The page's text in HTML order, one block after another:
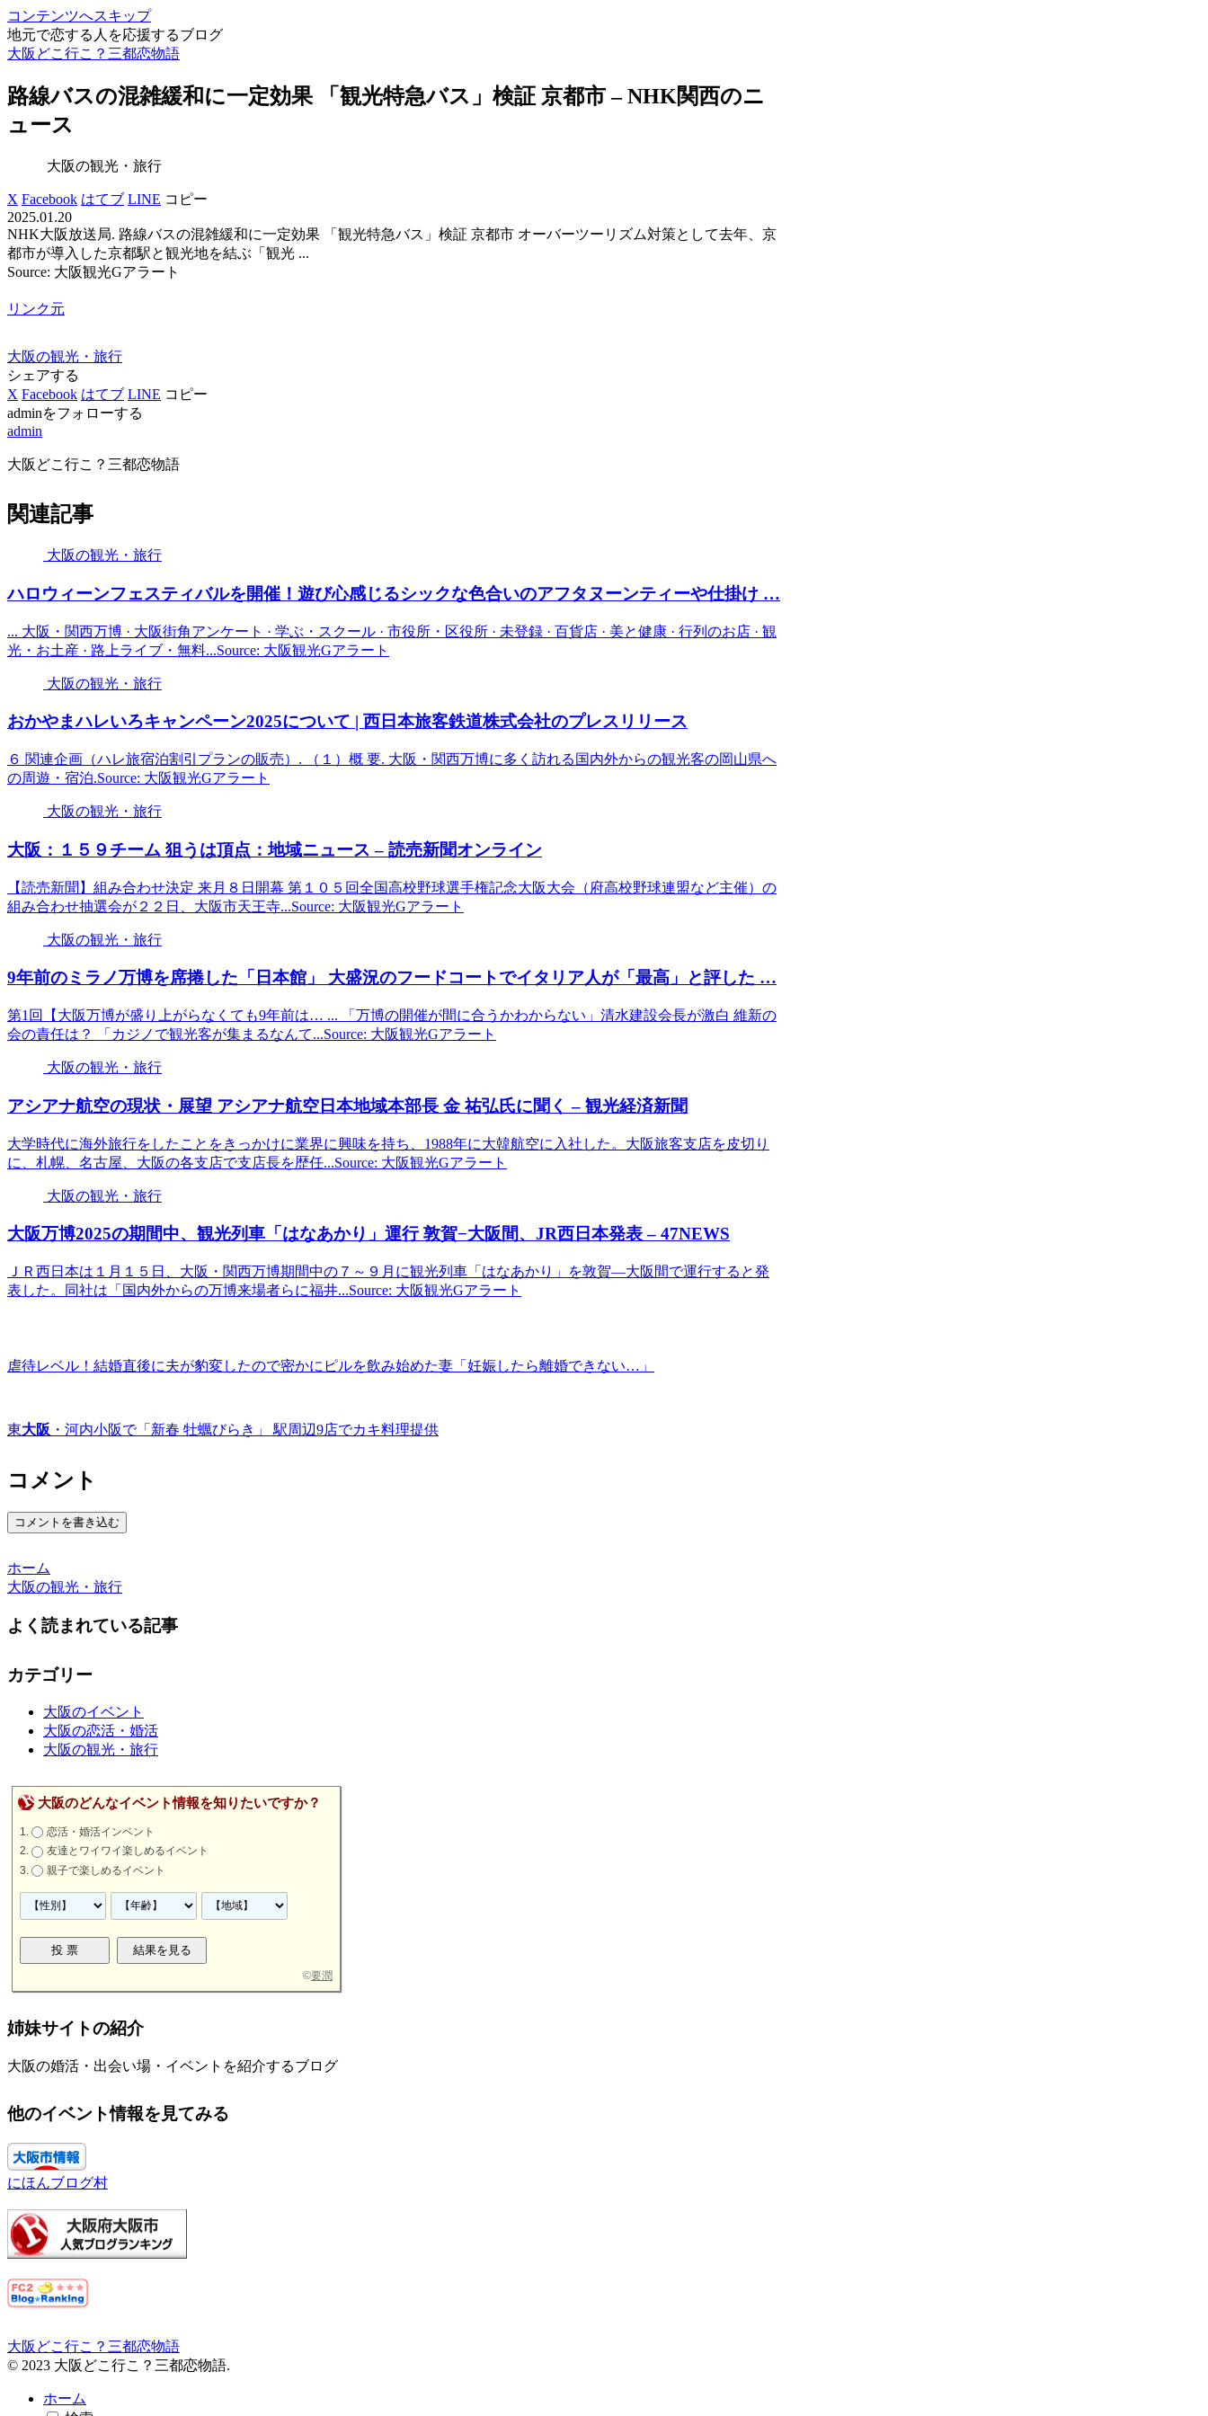
コンテンツへスキップ
地元で恋する人を応援するブログ
大阪どこ行こ？三都恋物語
路線バスの混雑緩和に一定効果 「 観光特急バス」検証 京都市 – NHK関西のニ
ュース
大阪の観光・旅行
X Facebook はてブ LINE コピー
2025.01.20
NHK大阪放送局. 路線バスの混雑緩和に一定効果 「観光特急バス」検証 京都市 オーバーツーリズム対策として去年、京
都市が導入した京都駅と観光地を結ぶ「観光 ...
Source: 大阪観光Gアラート
リンク元
大阪の観光・旅行
シェアする
X Facebook はてブ LINE コピー
adminをフォローする
admin
大阪どこ行こ？三都恋物語
関連記事
大阪の観光・旅行
ハロウィーンフェスティバルを開催！遊び心感じるシックな色合いのアフタヌーンティーや仕掛け …
... 大阪・関西万博 · 大阪街角アンケート · 学ぶ・スクール · 市役所・区役所 · 未登録 · 百貨店 · 美と健康 · 行列のお店 · 観
光・お土産 · 路上ライブ・無料...Source: 大阪観光Gアラート
大阪の観光・旅行
おかやまハレいろキャンペーン2025について | 西日本旅客鉄道株式会社のプレスリリース
６ 関連企画（ハレ旅宿泊割引プランの販売）. （１）概 要. 大阪・関西万博に多く訪れる国内外からの観光客の岡山県へ
の周遊・宿泊.Source: 大阪観光Gアラート
大阪の観光・旅行
大阪 ：１５９チーム 狙うは頂点：地域ニュース – 読売新聞オンライン
【読売新聞】組み合わせ決定 来月８日開幕 第１０５回全国高校野球選手権記念大阪大会（府高校野球連盟など主催）の
組み合わせ抽選会が２２日、大阪市天王寺...Source: 大阪観光Gアラート
大阪の観光・旅行
9年前のミラノ万博を席捲した「日本館」 大盛況のフードコートでイタリア人が「最高」と評した …
第1回【大阪万博が盛り上がらなくても9年前は… ... 「万博の開催が間に合うかわからない」清水建設会長が激白 維新の
会の責任は？ 「カジノで観光客が集まるなんて...Source: 大阪観光Gアラート
大阪の観光・旅行
アシアナ航空の現状・展望 アシアナ航空日本地域本部長 金 祐弘氏に聞く – 観光経済新聞
大学時代に海外旅行をしたことをきっかけに業界に興味を持ち、1988年に大韓航空に入社した。大阪旅客支店を皮切り
に、札幌、名古屋、大阪の各支店で支店長を歴任...Source: 大阪観光Gアラート
大阪の観光・旅行
大阪万博2025の期間中、 観光列車「はなあかり」運行 敦賀−大阪間、JR西日本発表 – 47NEWS
ＪＲ西日本は１月１５日、大阪・関西万博期間中の７～９月に観光列車「はなあかり」を敦賀—大阪間で運行すると発
表した。同社は「国内外からの万博来場者らに福井...Source: 大阪観光Gアラート
虐待レベル！結婚直後に夫が豹変したので密かにピルを飲み始めた妻「妊娠したら離婚できない…」
東大阪 ・河内小阪で「新春 牡蠣びらき」 駅周辺9店でカキ料理提供
コメント
コメントを書き込む
ホーム
大阪の観光・旅行
よく読まれている記事
カテゴリー
大阪のイベント
大阪の恋活・婚活
大阪の観光・旅行
大阪のどんなイベント情報を知りたいですか？
恋活・婚活インベント
友達とワイワイ楽しめるイベント
親子で楽しめるイベント
©要潤
姉妹サイトの紹介
大阪の婚活・出会い場・イベントを紹介するブログ
他のイベント情報を見てみる
にほんブログ村
大阪どこ行こ？三都恋物語
© 2023 大阪どこ行こ？三都恋物語.
ホーム